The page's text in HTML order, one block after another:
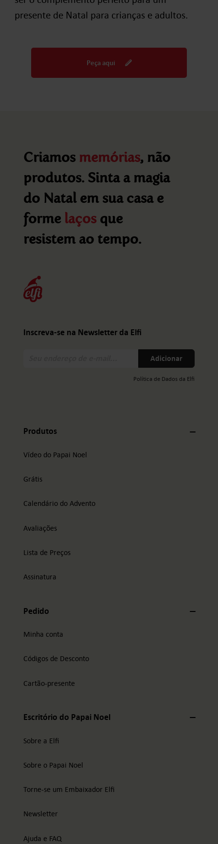
presente de Natal para crianças e adultos.
Peça aqui
Criamos memórias, não
produtos. Sinta a magia
do Natal em sua casa e
forme laçosque
resistem ao tempo.
Inscreva-se na Newsletter da Elfi
Adicionar
Política de Dados da Elfi
Produtos
Vídeo do Papai Noel
Grátis
Calendário do Advento
Avaliações
Lista de Preços
Assinatura
Pedido
Minha conta
Códigos de Desconto
Cartão-presente
Escritório do Papai Noel
Sobre a Elfi
Sobre o Papai Noel
Torne-se um Embaixador Elfi
Newsletter
Ajuda e FAQ